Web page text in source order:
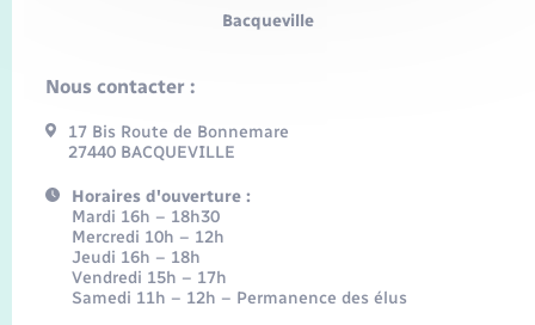
Bacqueville
Nous contacter :
17 Bis Route de Bonnemare
27440 BACQUEVILLE
Horaires d'ouverture :
Mardi 16h – 18h30
Mercredi 10h – 12h
Jeudi 16h – 18h
Vendredi 15h – 17h
Samedi 11h – 12h – Permanence des élus